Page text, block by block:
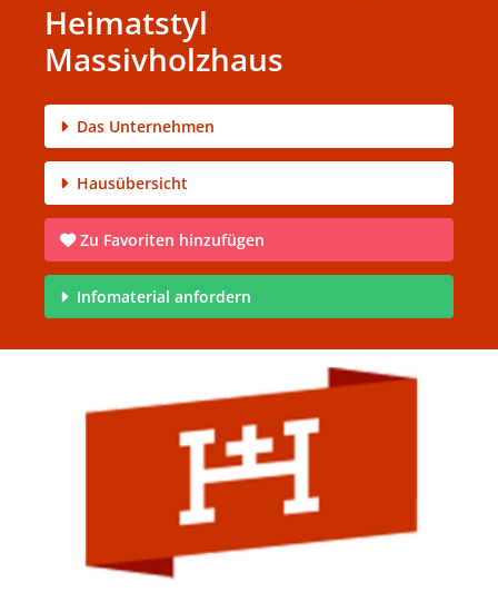
Heimatstyl
Massivholzhaus
Das Unternehmen
Hausübersicht
Zu Favoriten hinzufügen
Infomaterial anfordern